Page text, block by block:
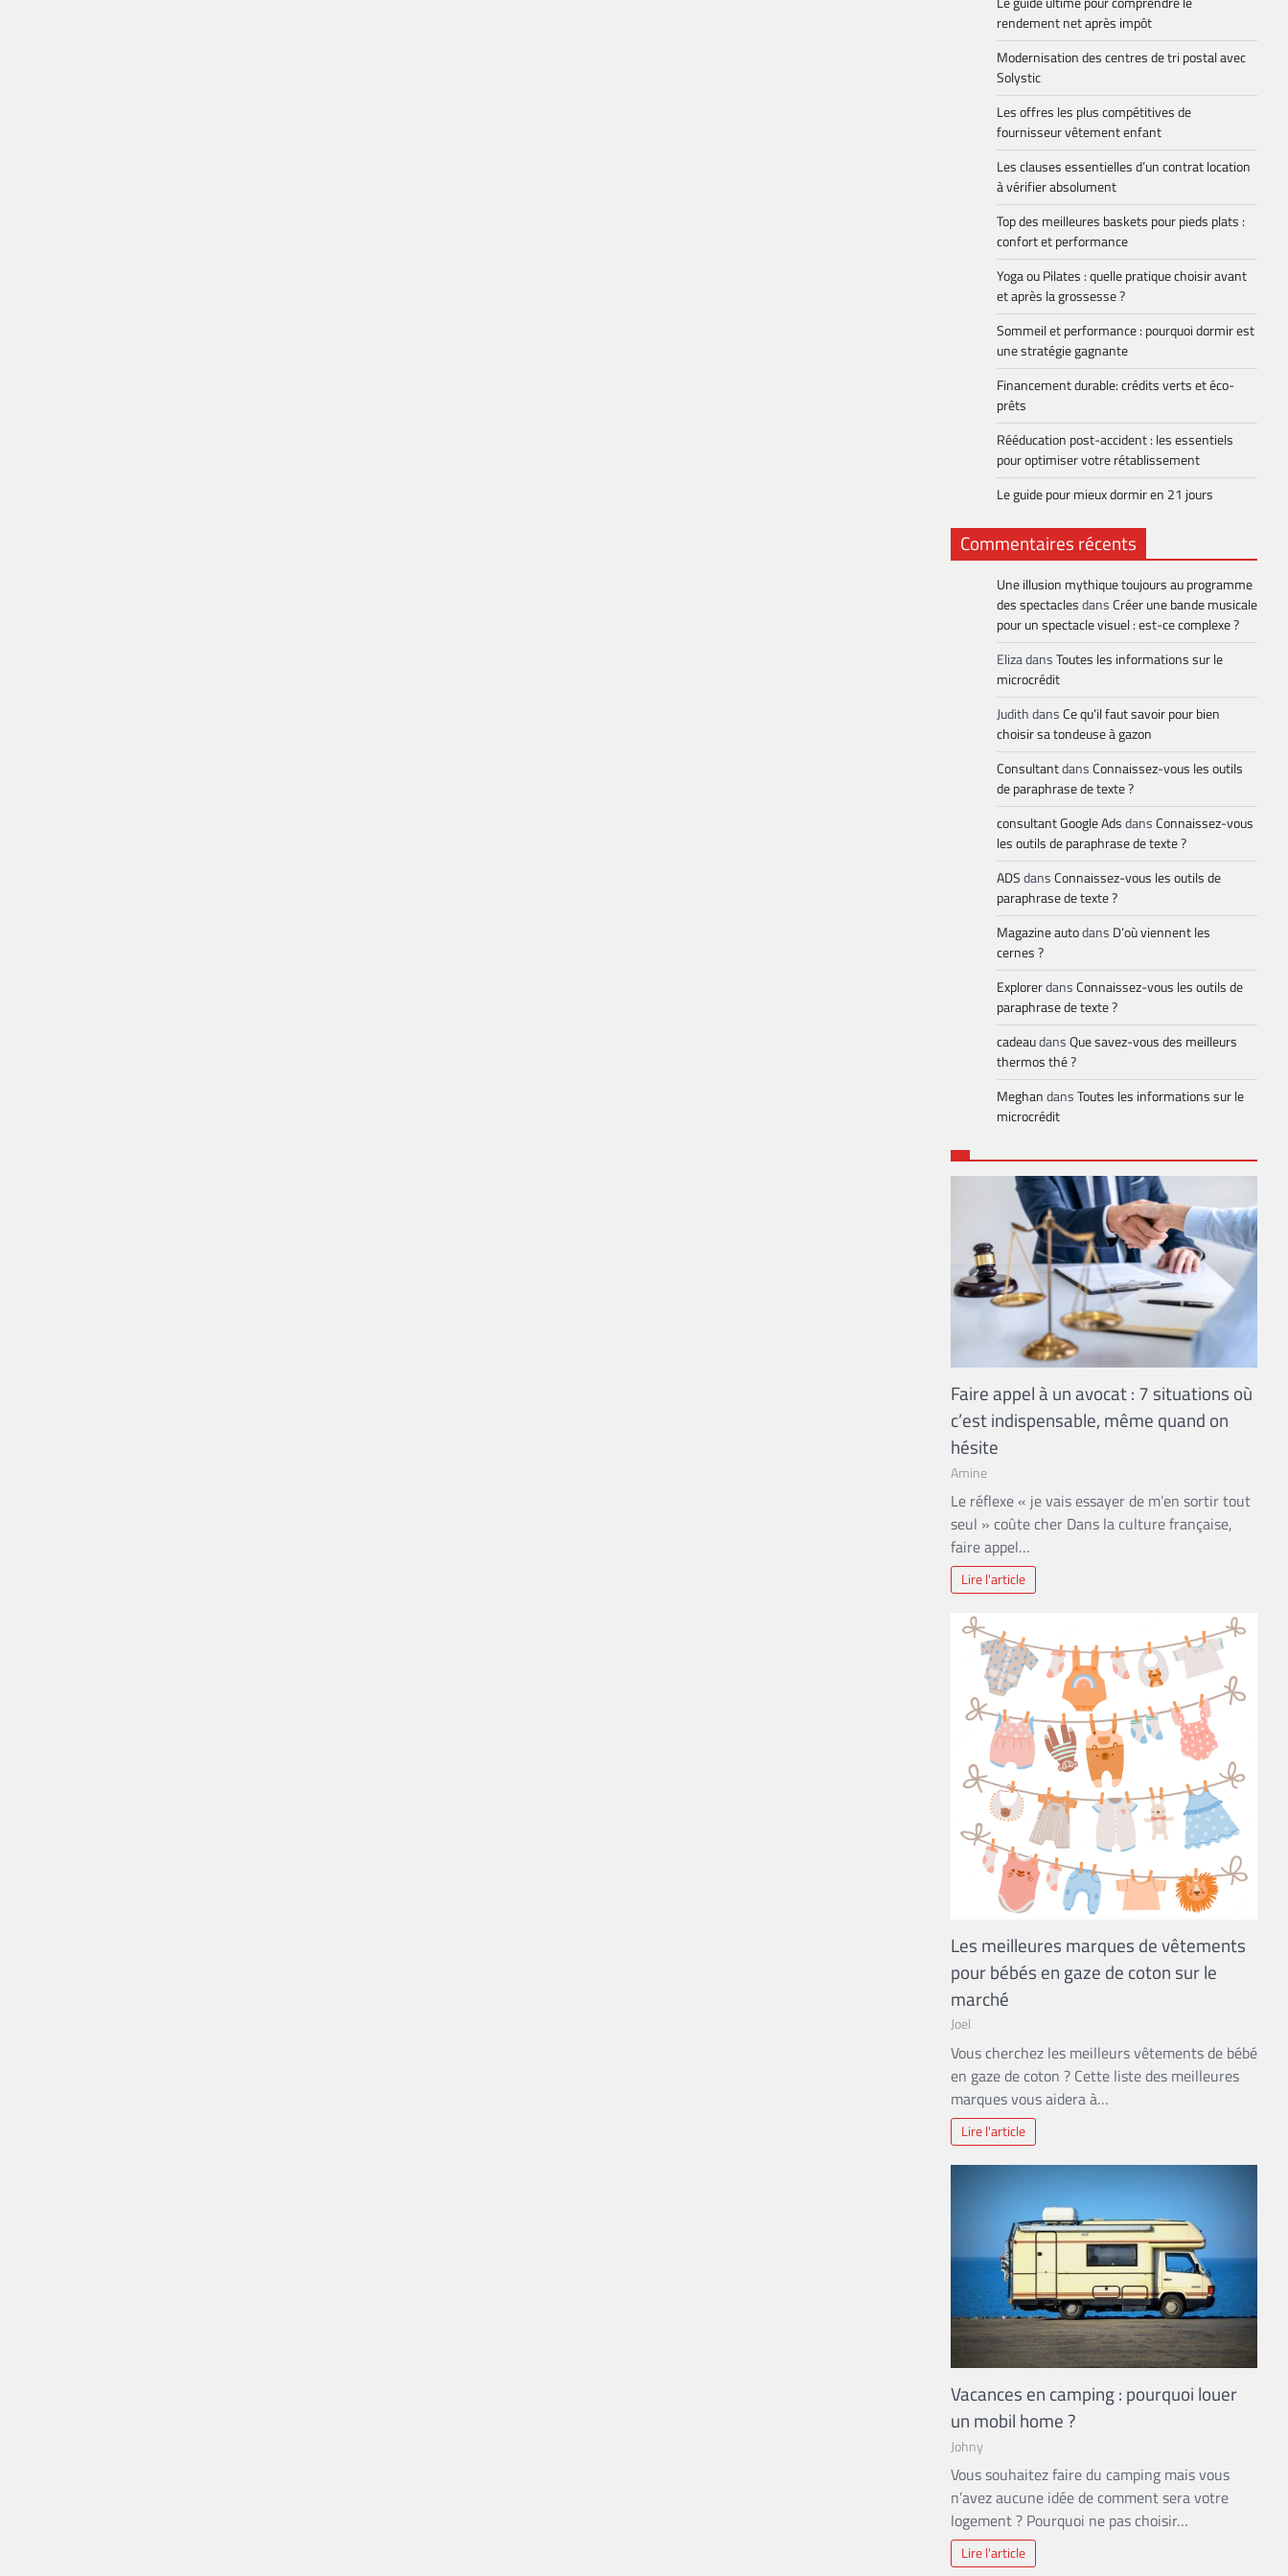
rendement net après impôt
Modernisation des centres de tri postal avec
Solystic
Les offres les plus compétitives de
fournisseur vêtement enfant
Les clauses essentielles d’un contrat location
à vérifier absolument
Top des meilleures baskets pour pieds plats :
confort et performance
Yoga ou Pilates : quelle pratique choisir avant
et après la grossesse ?
Sommeil et performance : pourquoi dormir est
une stratégie gagnante
Financement durable: crédits verts et éco-
prêts
Rééducation post-accident : les essentiels
pour optimiser votre rétablissement
Le guide pour mieux dormir en 21 jours
Commentaires récents
Une illusion mythique toujours au programme
des spectaclesdansCréer une bande musicale
pour un spectacle visuel : est-ce complexe ?
ElizadansToutes les informations sur le
microcrédit
JudithdansCe qu’il faut savoir pour bien
choisir sa tondeuse à gazon
ConsultantdansConnaissez-vous les outils
de paraphrase de texte ?
consultant Google AdsdansConnaissez-vous
les outils de paraphrase de texte ?
ADSdansConnaissez-vous les outils de
paraphrase de texte ?
Magazine autodans D’où viennent les
cernes ?
ExplorerdansConnaissez-vous les outils de
paraphrase de texte ?
cadeaudansQue savez-vous des meilleurs
thermos thé ?
MeghandansToutes les informations sur le
microcrédit
Faire appel à un avocat : 7 situations où
c’est indispensable, même quand on
hésite
Amine
Le réflexe « je vais essayer de m’en sortir tout
seul » coûte cher Dans la culture française,
faire appel…
Lire l'article
Les meilleures marques de vêtements
pour bébés en gaze de coton sur le
marché
Joel
Vous cherchez les meilleurs vêtements de bébé
en gaze de coton ? Cette liste des meilleures
marques vous aidera à…
Lire l'article
Vacances en camping : pourquoi louer
un mobil home ?
Johny
Vous souhaitez faire du camping mais vous
n’avez aucune idée de comment sera votre
logement ? Pourquoi ne pas choisir…
Lire l'article